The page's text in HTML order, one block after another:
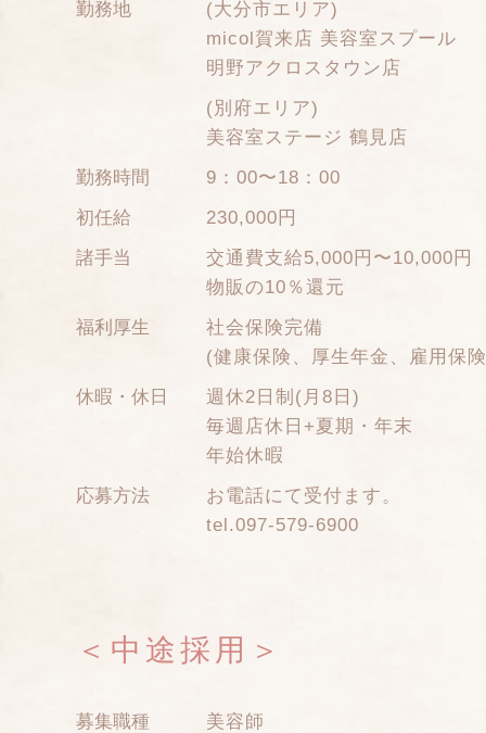
勤務地
(大分市エリア)
micol賀来店 美容室スプール
明野アクロスタウン店
(別府エリア)
美容室ステージ 鶴見店
勤務時間
9：00〜18：00
初任給
230,000円
諸手当
交通費支給5,000円〜10,000円
物販の10％還元
福利厚生
社会保険完備
(健康保険、厚生年金、雇用保
休暇・休日
週休2日制(月8日)
毎週店休日+夏期・年末
年始休暇
応募方法
お電話にて受付ます。
tel.097-579-6900
＜中途採用＞
募集職種
美容師